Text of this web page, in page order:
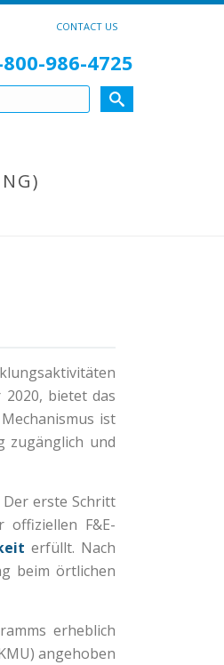
CONTACT US
986-4725
bietet das
ist
zugänglich und
erste Schritt
offiziellen F&E-
erfüllt. Nach
beim örtlichen
erheblich
angehoben